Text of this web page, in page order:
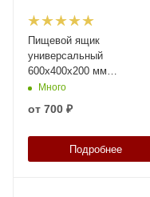
Пищевой ящик
универсальный
600х400х200 мм
прозрачный с
стенками и сплошным
Много
от 700 ₽
Подробнее